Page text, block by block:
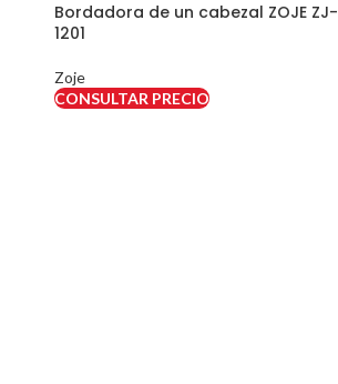
Bordadora de un cabezal ZOJE ZJ-
1201
Zoje
CONSULTAR PRECIO